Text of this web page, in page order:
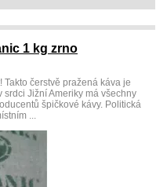
1 kg zrno
čerstvě pražená káva je
Jižní Ameriky má všechny
špičkové kávy. Politická
...